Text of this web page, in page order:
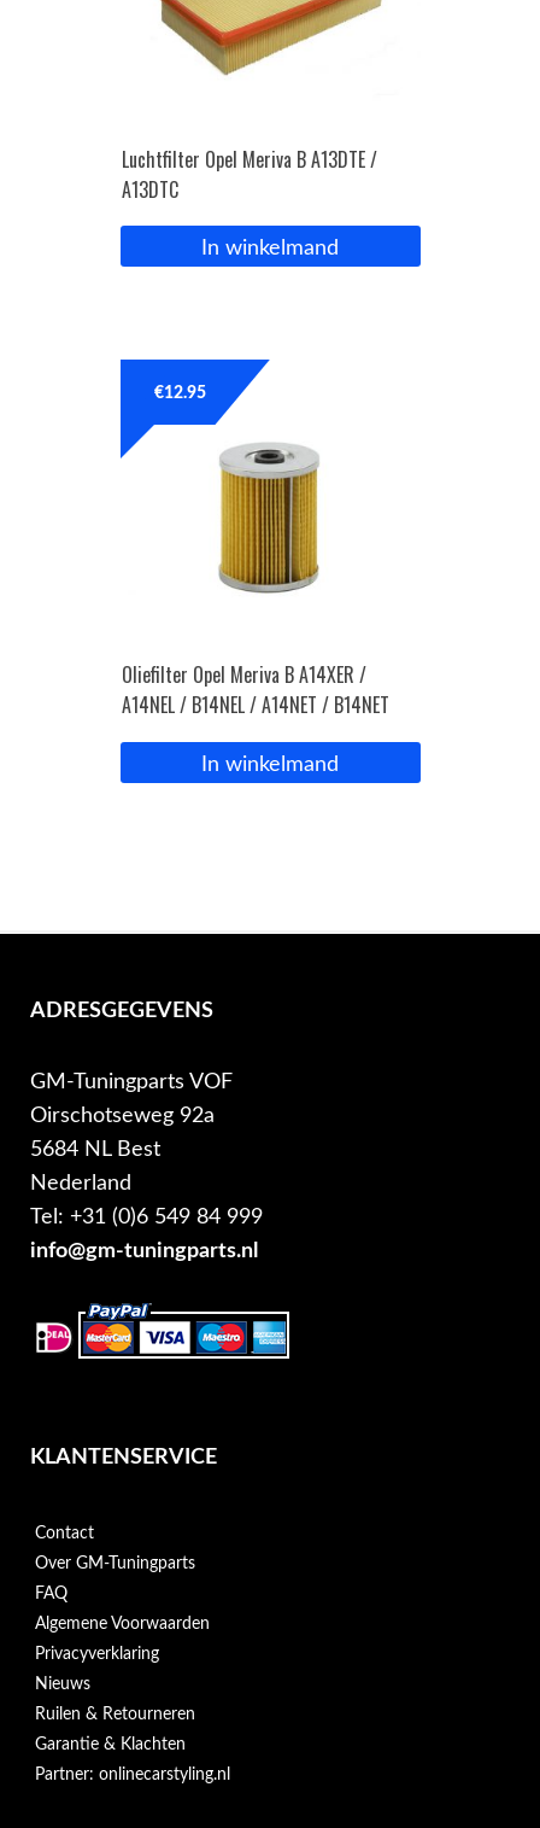
Luchtfilter Opel Meriva B A13DTE /
A13DTC
In winkelmand
Oliefilter Opel Meriva B A14XER /
A14NEL / B14NEL / A14NET / B14NET
€12.95
In winkelmand
ADRESGEGEVENS
GM-Tuningparts VOF
Oirschotseweg 92a
5684 NL Best
Nederland
Tel: +31 (0)6 549 84 999
info@gm-tuningparts.nl
KLANTENSERVICE
Contact
Over GM-Tuningparts
FAQ
Algemene Voorwaarden
Privacyverklaring
Nieuws
Ruilen & Retourneren
Garantie & Klachten
Partner: onlinecarstyling.nl